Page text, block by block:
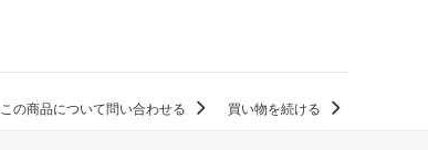
この商品について問い合わせる 買い物を続ける